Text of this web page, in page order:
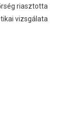
riasztotta
vizsgálata